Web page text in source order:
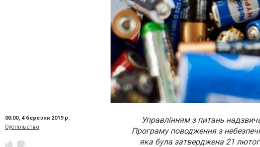
00:00, 4 березня 2019 р.
Суспільство
Управлінням з питань
Програму поводження з
яка була затверджена 21